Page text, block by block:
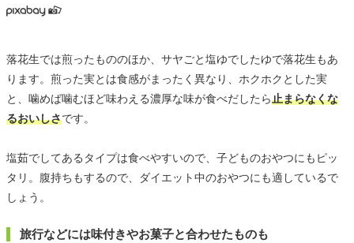
落花生では煎ったもののほか、サヤごと塩ゆでしたゆで落花生もあ
ります。煎った実とは食感がまったく異なり、ホクホクとした実
と、噛めば噛むほど味わえる濃厚な味が食べだしたら止まらなくな
るおいしさです。
塩茹でしてあるタイプは食べやすいので、子どものおやつにもピッ
タリ。腹持ちもするので、ダイエット中のおやつにも適しているで
しょう。
旅行などには味付きやお菓子と合わせたものも